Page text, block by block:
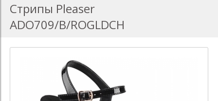
Стрипы Pleaser
ADO709/B/ROGLDCH